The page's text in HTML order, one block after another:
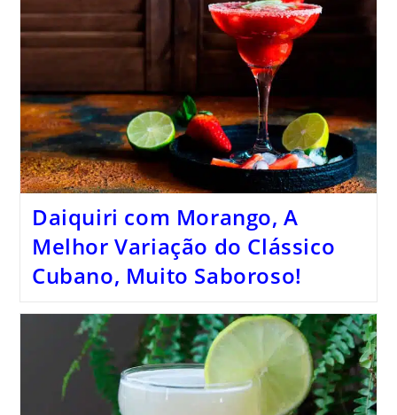
Daiquiri com Morango, A
Melhor Variação do Clássico
Cubano, Muito Saboroso!